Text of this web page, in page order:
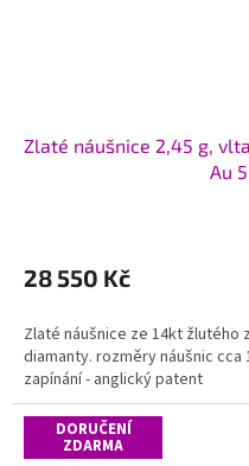
Zlaté náušnice 2,45 g,
Au
28 550 Kč
Zlaté náušnice ze 14kt žlutého
diamanty. rozměry náušnic cca
zapínání - anglický patent
DORUČENÍ
ZDARMA